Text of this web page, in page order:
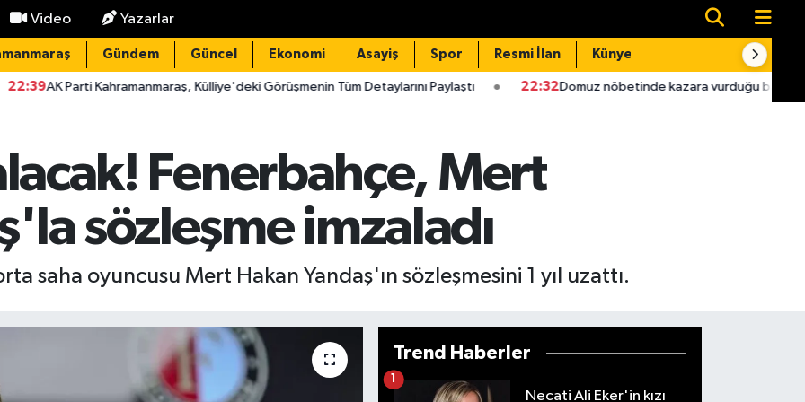
Video Yazarlar
Gündem Güncel Ekonomi Asayiş Spor Resmi İlan Künye
Kahramanmaraş, Külliye'deki Görüşmenin Tüm Detaylarını Paylaştı 22:32 Domuz nöbetinde kazara vurduğu babası hastanede
Fenerbahçe, Mert
sözleşme imzaladı
saha oyuncusu Mert Hakan Yandaş'ın sözleşmesini 1 yıl uzattı.
Trend Haberler
Necati Ali Eker'in kızı
1